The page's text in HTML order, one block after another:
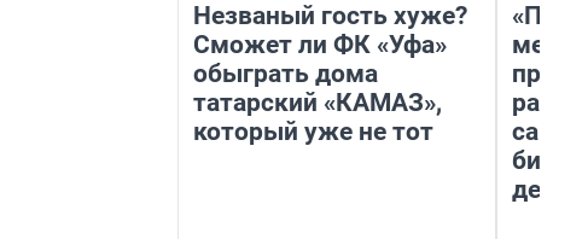
Незваный гость хуже?
Сможет ли ФК «Уфа»
обыграть дома
татарский «КАМАЗ»,
который уже не тот